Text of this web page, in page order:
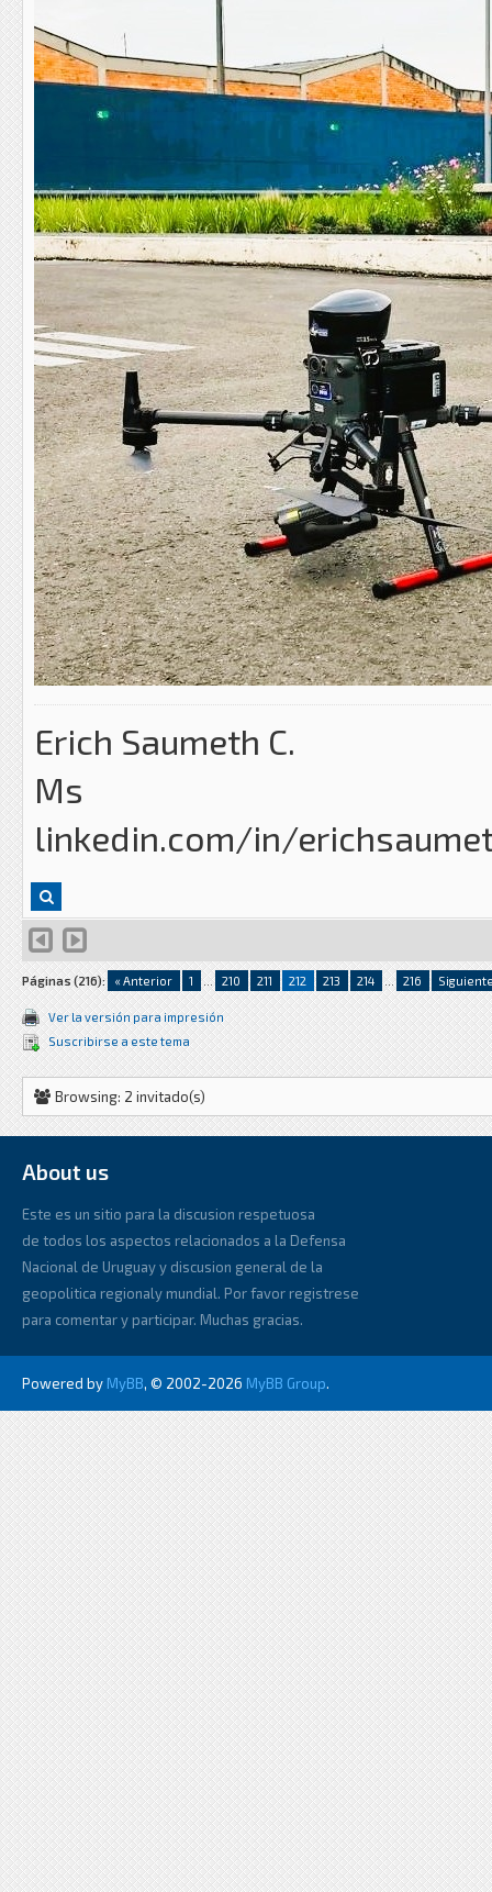
Erich Saumeth C.
Ms
linkedin.com/in/
Páginas (216): « Anterior 1 ... 210 211 212 213 214 ... 216
Ver la versión para impresión
Suscribirse a este tema
Browsing: 2 invitado(s)
About us
Este es un sitio para la discusion respetuosa
de todos los aspectos relacionados a la Defensa
Nacional de Uruguay y discusion general de la
geopolitica regionaly mundial. Por favor registrese
para comentar y participar. Muchas gracias.
Powered by MyBB, © 2002-2026 MyBB Group.